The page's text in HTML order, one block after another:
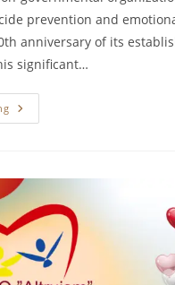
prevention and
anniversary of its
significant…
Emotional
Health
Anniversary